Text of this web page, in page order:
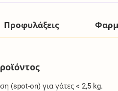
Προφυλάξεις
(spot-on) για γάτες < 2,5 kg.